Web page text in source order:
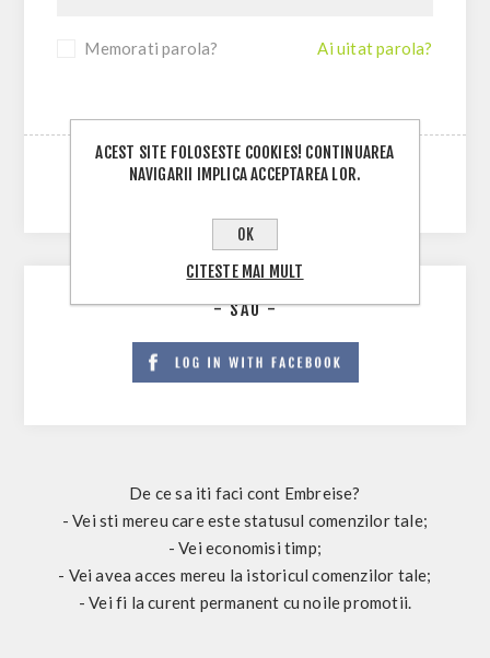
Memorati parola? Ai uitat parola?
- SAU -
De ce sa iti faci cont Embreise?
- Vei sti mereu care este statusul comenzilor tale;
- Vei economisi timp;
- Vei avea acces mereu la istoricul comenzilor tale;
- Vei fi la curent permanent cu noile promotii.
ACEST SITE FOLOSESTE COOKIES! CONTINUAREA
NAVIGARII IMPLICA ACCEPTAREA LOR.
OK
CITESTE MAI MULT